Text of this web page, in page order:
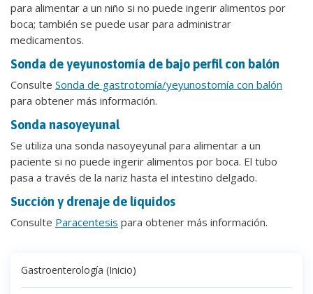
para alimentar a un niño si no puede ingerir alimentos por
boca; también se puede usar para administrar
medicamentos.
Sonda de yeyunostomía de bajo perfil con balón
Consulte Sonda de gastrotomía/yeyunostomía con balón
para obtener más información.
Sonda nasoyeyunal
Se utiliza una sonda nasoyeyunal para alimentar a un
paciente si no puede ingerir alimentos por boca. El tubo
pasa a través de la nariz hasta el intestino delgado.
Succión y drenaje de líquidos
Consulte Paracentesis para obtener más información.
Gastroenterología (Inicio)